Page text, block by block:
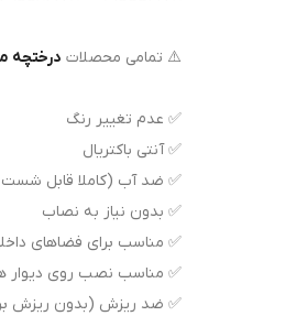
⚠️ تمامی محصلات درختچه
✅ عدم تغییر رنگ
✅ آنتی باکتریال
✅ ضد آب (کاملا قابل
✅ بدون نیاز به نصاب
✅ مناسب برای فضاهای
✅ مناسب نصب روی دیوار
✅ ضد ریزش (بدون ریزش